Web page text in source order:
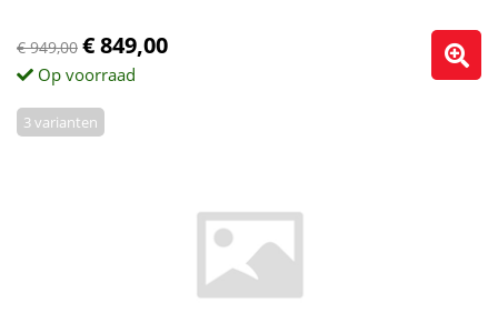
€ 949,00 € 849,00
Op voorraad
3 varianten